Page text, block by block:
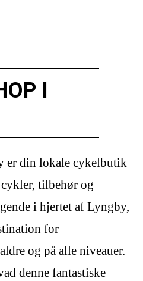
I
er din lokale cykelbutik
tilbehør og
i hjertet af Lyngby,
for
og på alle niveauer.
denne fantastiske